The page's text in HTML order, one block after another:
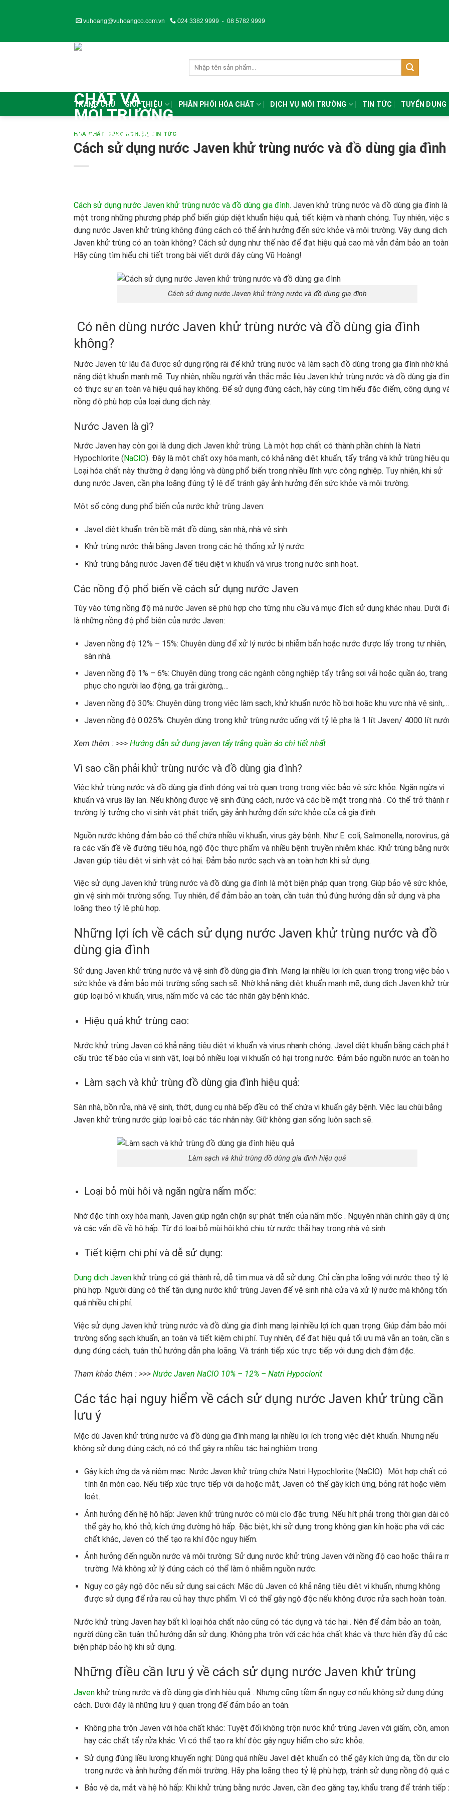
vuhoang@vuhoangco.com.vn 024 3382 9999 - 08 5782 9999
TRANG CHỦ GIỚI THIỆU PHÂN PHỐI HÓA CHẤT DỊCH VỤ MÔI TRƯỜNG TIN TỨC TUYỂN DỤNG
HÓA CHẤT CÔNG NGHIỆP, TIN TỨC
Cách sử dụng nước Javen khử trùng nước và đồ dùng gia đình
Cách sử dụng nước Javen khử trùng nước và đồ dùng gia đình. Javen khử trùng nước và đồ dùng gia đình là
một trong những phương pháp phổ biến giúp diệt khuẩn hiệu quả, tiết kiệm và nhanh chóng. Tuy nhiên, việc
dụng nước Javen khử trùng không đúng cách có thể ảnh hưởng đến sức khỏe và môi trường. Vậy dung dịch
Javen khử trùng có an toàn không? Cách sử dụng như thế nào để đạt hiệu quả cao mà vẫn đảm bảo an
Hãy cùng tìm hiểu chi tiết trong bài viết dưới đây cùng Vũ Hoàng!
Cách sử dụng nước Javen khử trùng nước và đồ dùng gia đình
Có nên dùng nước Javen khử trùng nước và đồ dùng gia đình
không?
Nước Javen từ lâu đã được sử dụng rộng rãi để khử trùng nước và làm sạch đồ dùng trong gia đình nhờ khả
năng diệt khuẩn mạnh mẽ. Tuy nhiên, nhiều người vẫn thắc mắc liệu Javen khử trùng nước và đồ dùng gia
có thực sự an toàn và hiệu quả hay không. Để sử dụng đúng cách, hãy cùng tìm hiểu đặc điểm, công dụng
nồng độ phù hợp của loại dung dịch này.
Nước Javen là gì?
Nước Javen hay còn gọi là dung dịch Javen khử trùng. Là một hợp chất có thành phần chính là Natri
Hypochlorite (NaClO). Đây là một chất oxy hóa mạnh, có khả năng diệt khuẩn, tẩy trắng và khử trùng hiệu
Loại hóa chất này thường ở dạng lỏng và dùng phổ biến trong nhiều lĩnh vực công nghiệp. Tuy nhiên, khi sử
dụng nước Javen, cần pha loãng đúng tỷ lệ để tránh gây ảnh hưởng đến sức khỏe và môi trường.
Một số công dụng phổ biến của nước khử trùng Javen:
Javel diệt khuẩn trên bề mặt đồ dùng, sàn nhà, nhà vệ sinh.
Khử trùng nước thải bằng Javen trong các hệ thống xử lý nước.
Khử trùng bằng nước Javen để tiêu diệt vi khuẩn và virus trong nước sinh hoạt.
Các nồng độ phổ biến về cách sử dụng nước Javen
Tùy vào từng nồng độ mà nước Javen sẽ phù hợp cho từng nhu cầu và mục đích sử dụng khác nhau. Dưới
là những nồng độ phổ biên của nước Javen:
Javen nồng độ 12% – 15%: Chuyên dùng để xử lý nước bị nhiễm bẩn hoặc nước được lấy trong tự
sàn nhà.
Javen nồng độ 1% – 6%: Chuyên dùng trong các ngành công nghiệp tẩy trắng sợi vải hoặc quần áo, trang
phục cho người lao động, ga trải giường,…
Javen nồng độ 30%: Chuyên dùng trong việc làm sạch, khử khuẩn nước hồ bơi hoặc khu vực nhà vệ sinh,…
Javen nồng độ 0.025%: Chuyên dùng trong khử trùng nước uống với tỷ lệ pha là 1 lít Javen/ 4000 lít
Xem thêm : >>> Hướng dẫn sử dụng javen tẩy trắng quần áo chi tiết nhất
Vì sao cần phải khử trùng nước và đồ dùng gia đình?
Việc khử trùng nước và đồ dùng gia đình đóng vai trò quan trọng trong việc bảo vệ sức khỏe. Ngăn ngừa vi
khuẩn và virus lây lan. Nếu không được vệ sinh đúng cách, nước và các bề mặt trong nhà . Có thể trở thành
trường lý tưởng cho vi sinh vật phát triển, gây ảnh hưởng đến sức khỏe của cả gia đình.
Nguồn nước không đảm bảo có thể chứa nhiều vi khuẩn, virus gây bệnh. Như E. coli, Salmonella, norovirus,
ra các vấn đề về đường tiêu hóa, ngộ độc thực phẩm và nhiều bệnh truyền nhiễm khác. Khử trùng bằng
Javen giúp tiêu diệt vi sinh vật có hại. Đảm bảo nước sạch và an toàn hơn khi sử dụng.
Việc sử dụng Javen khử trùng nước và đồ dùng gia đình là một biện pháp quan trọng. Giúp bảo vệ sức
gìn vệ sinh môi trường sống. Tuy nhiên, để đảm bảo an toàn, cần tuân thủ đúng hướng dẫn sử dụng và pha
loãng theo tỷ lệ phù hợp.
Những lợi ích về cách sử dụng nước Javen khử trùng nước và đồ
dùng gia đình
Sử dụng Javen khử trùng nước và vệ sinh đồ dùng gia đình. Mang lại nhiều lợi ích quan trọng trong việc bảo
sức khỏe và đảm bảo môi trường sống sạch sẽ. Nhờ khả năng diệt khuẩn mạnh mẽ, dung dịch Javen khử
giúp loại bỏ vi khuẩn, virus, nấm mốc và các tác nhân gây bệnh khác.
Hiệu quả khử trùng cao:
Nước khử trùng Javen có khả năng tiêu diệt vi khuẩn và virus nhanh chóng. Javel diệt khuẩn bằng cách phá
cấu trúc tế bào của vi sinh vật, loại bỏ nhiều loại vi khuẩn có hại trong nước. Đảm bảo nguồn nước an toàn
Làm sạch và khử trùng đồ dùng gia đình hiệu quả:
Sàn nhà, bồn rửa, nhà vệ sinh, thớt, dụng cụ nhà bếp đều có thể chứa vi khuẩn gây bệnh. Việc lau chùi bằng
Javen khử trùng nước giúp loại bỏ các tác nhân này. Giữ không gian sống luôn sạch sẽ.
Làm sạch và khử trùng đồ dùng gia đình hiệu quả
Loại bỏ mùi hôi và ngăn ngừa nấm mốc:
Nhờ đặc tính oxy hóa mạnh, Javen giúp ngăn chặn sự phát triển của nấm mốc . Nguyên nhân chính gây dị
và các vấn đề về hô hấp. Từ đó loại bỏ mùi hôi khó chịu từ nước thải hay trong nhà vệ sinh.
Tiết kiệm chi phí và dễ sử dụng:
Dung dịch Javen khử trùng có giá thành rẻ, dễ tìm mua và dễ sử dụng. Chỉ cần pha loãng với nước theo tỷ lệ
phù hợp. Người dùng có thể tận dụng nước khử trùng Javen để vệ sinh nhà cửa và xử lý nước mà không tốn
quá nhiều chi phí.
Việc sử dụng Javen khử trùng nước và đồ dùng gia đình mang lại nhiều lợi ích quan trọng. Giúp đảm bảo môi
trường sống sạch khuẩn, an toàn và tiết kiệm chi phí. Tuy nhiên, để đạt hiệu quả tối ưu mà vẫn an toàn, cần
dụng đúng cách, tuân thủ hướng dẫn pha loãng. Và tránh tiếp xúc trực tiếp với dung dịch đậm đặc.
Tham khảo thêm : >>> Nước Javen NaClO 10% – 12% – Natri Hypoclorit
Các tác hại nguy hiểm về cách sử dụng nước Javen khử trùng cần
lưu ý
Mặc dù Javen khử trùng nước và đồ dùng gia đình mang lại nhiều lợi ích trong việc diệt khuẩn. Nhưng nếu
không sử dụng đúng cách, nó có thể gây ra nhiều tác hại nghiêm trọng.
Gây kích ứng da và niêm mạc: Nước Javen khử trùng chứa Natri Hypochlorite (NaClO) . Một hợp chất có
tính ăn mòn cao. Nếu tiếp xúc trực tiếp với da hoặc mắt, Javen có thể gây kích ứng, bỏng rát hoặc viêm
loét.
Ảnh hưởng đến hệ hô hấp: Javen khử trùng nước có mùi clo đặc trưng. Nếu hít phải trong thời gian dài có
thể gây ho, khó thở, kích ứng đường hô hấp. Đặc biệt, khi sử dụng trong không gian kín hoặc pha với các
chất khác, Javen có thể tạo ra khí độc nguy hiểm.
Ảnh hưởng đến nguồn nước và môi trường: Sử dụng nước khử trùng Javen với nồng độ cao hoặc thải ra
trường. Mà không xử lý đúng cách có thể làm ô nhiễm nguồn nước.
Nguy cơ gây ngộ độc nếu sử dụng sai cách: Mặc dù Javen có khả năng tiêu diệt vi khuẩn, nhưng không
được sử dụng để rửa rau củ hay thực phẩm. Vì có thể gây ngộ độc nếu không được rửa sạch hoàn toàn.
Nước khử trùng Javen hay bất kì loại hóa chất nào cũng có tác dụng và tác hại . Nên để đảm bảo an toàn,
người dùng cần tuân thủ hướng dẫn sử dụng. Không pha trộn với các hóa chất khác và thực hiện đầy đủ các
biện pháp bảo hộ khi sử dụng.
Những điều cần lưu ý về cách sử dụng nước Javen khử trùng
Javen khử trùng nước và đồ dùng gia đình hiệu quả . Nhưng cũng tiềm ẩn nguy cơ nếu không sử dụng đúng
cách. Dưới đây là những lưu ý quan trọng để đảm bảo an toàn.
Không pha trộn Javen với hóa chất khác: Tuyệt đối không trộn nước khử trùng Javen với giấm, cồn,
hay các chất tẩy rửa khác. Vì có thể tạo ra khí độc gây nguy hiểm cho sức khỏe.
Sử dụng đúng liều lượng khuyến nghị: Dùng quá nhiều Javel diệt khuẩn có thể gây kích ứng da, tồn dư clo
trong nước và ảnh hưởng đến môi trường. Hãy pha loãng theo tỷ lệ phù hợp, tránh sử dụng nồng độ quá
Bảo vệ da, mắt và hệ hô hấp: Khi khử trùng bằng nước Javen, cần đeo găng tay, khẩu trang để tránh tiếp